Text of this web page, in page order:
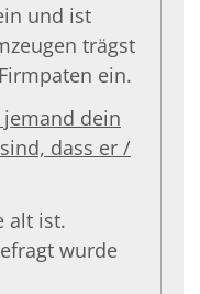
und ist
trägst
ein.
dein
dass er /
alt ist.
wurde